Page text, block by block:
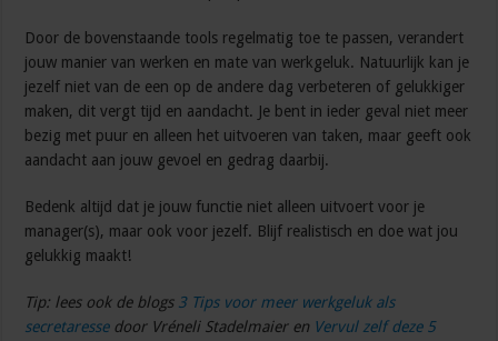
Door de bovenstaande tools regelmatig toe te passen, verandert
jouw manier van werken en mate van werkgeluk. Natuurlijk kan je
jezelf niet van de een op de andere dag verbeteren of gelukkiger
maken, dit vergt tijd en aandacht. Je bent in ieder geval niet meer
bezig met puur en alleen het uitvoeren van taken, maar geeft ook
aandacht aan jouw gevoel en gedrag daarbij.
Bedenk altijd dat je jouw functie niet alleen uitvoert voor je
manager(s), maar ook voor jezelf. Blijf realistisch en doe wat jou
gelukkig maakt!
Tip: lees ook de blogs 3 Tips voor meer werkgeluk als
secretaressedoor Vréneli Stadelmaier en Vervul zelf deze 5